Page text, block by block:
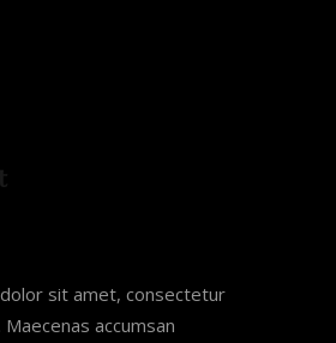
sit amet, consectetur
accumsan